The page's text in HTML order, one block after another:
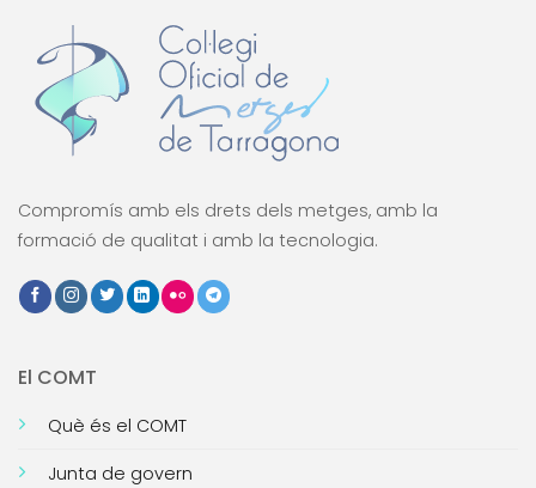
Compromís amb els drets dels metges, amb la
formació de qualitat i amb la tecnologia.
El COMT
Què és el COMT
Junta de govern